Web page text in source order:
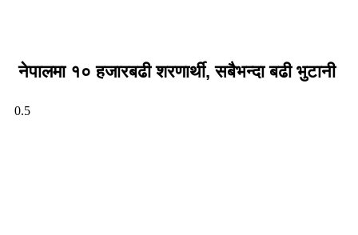
नेपालमा १० हजारबढी शरणार्थी, सबैभन्दा बढी भुटानी